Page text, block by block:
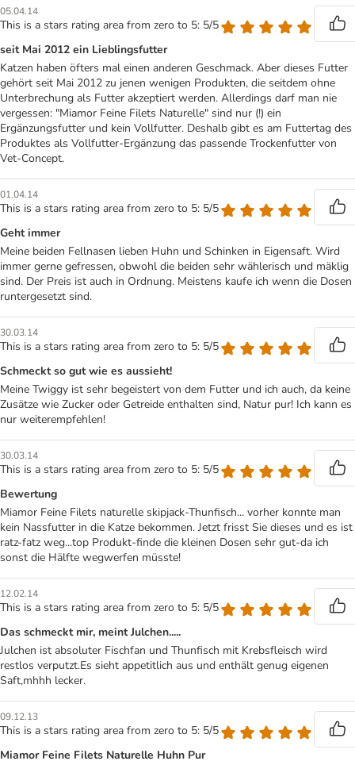
05.04.14
This is a stars rating area from zero to 5: 5/5
seit Mai 2012 ein Lieblingsfutter
Katzen haben öfters mal einen anderen Geschmack. Aber dieses Futter
gehört seit Mai 2012 zu jenen wenigen Produkten, die seitdem ohne
Unterbrechung als Futter akzeptiert werden. Allerdings darf man nie
vergessen: "Miamor Feine Filets Naturelle" sind nur (!) ein
Ergänzungsfutter und kein Vollfutter. Deshalb gibt es am Futtertag des
Produktes als Vollfutter-Ergänzung das passende Trockenfutter von
Vet-Concept.
01.04.14
This is a stars rating area from zero to 5: 5/5
Geht immer
Meine beiden Fellnasen lieben Huhn und Schinken in Eigensaft. Wird
immer gerne gefressen, obwohl die beiden sehr wählerisch und mäklig
sind. Der Preis ist auch in Ordnung. Meistens kaufe ich wenn die Dosen
runtergesetzt sind.
30.03.14
This is a stars rating area from zero to 5: 5/5
Schmeckt so gut wie es aussieht!
Meine Twiggy ist sehr begeistert von dem Futter und ich auch, da keine
Zusätze wie Zucker oder Getreide enthalten sind, Natur pur! Ich kann es
nur weiterempfehlen!
30.03.14
This is a stars rating area from zero to 5: 5/5
Bewertung
Miamor Feine Filets naturelle skipjack-Thunfisch... vorher konnte man
kein Nassfutter in die Katze bekommen. Jetzt frisst Sie dieses und es ist
ratz-fatz weg...top Produkt-finde die kleinen Dosen sehr gut-da ich
sonst die Hälfte wegwerfen müsste!
12.02.14
This is a stars rating area from zero to 5: 5/5
Das schmeckt mir, meint Julchen.....
Julchen ist absoluter Fischfan und Thunfisch mit Krebsfleisch wird
restlos verputzt.Es sieht appetitlich aus und enthält genug eigenen
Saft,mhhh lecker.
09.12.13
This is a stars rating area from zero to 5: 5/5
Miamor Feine Filets Naturelle Huhn Pur